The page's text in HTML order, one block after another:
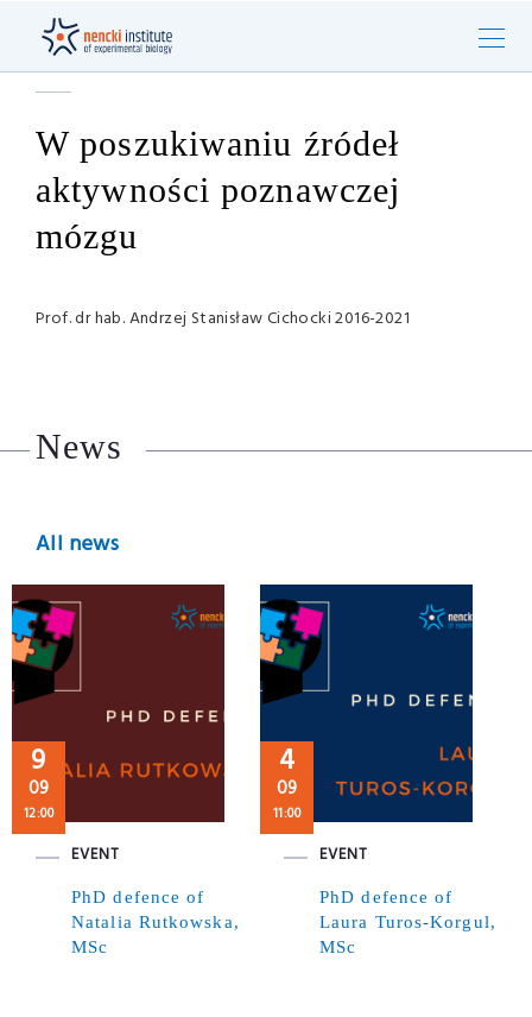
W poszukiwaniu źródeł
aktywności poznawczej
mózgu
Prof. dr hab. Andrzej Stanisław Cichocki 2016-2021
News
All news
9
09
12:00
EVENT
PhD defence of
Natalia Rutkowska,
MSc
4
09
11:00
EVENT
PhD defence of
Laura Turos-Korgul,
MSc